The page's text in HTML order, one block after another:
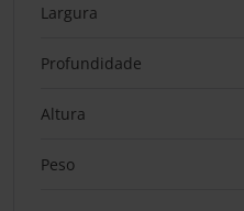
Largura
Profundidade
Altura
Peso